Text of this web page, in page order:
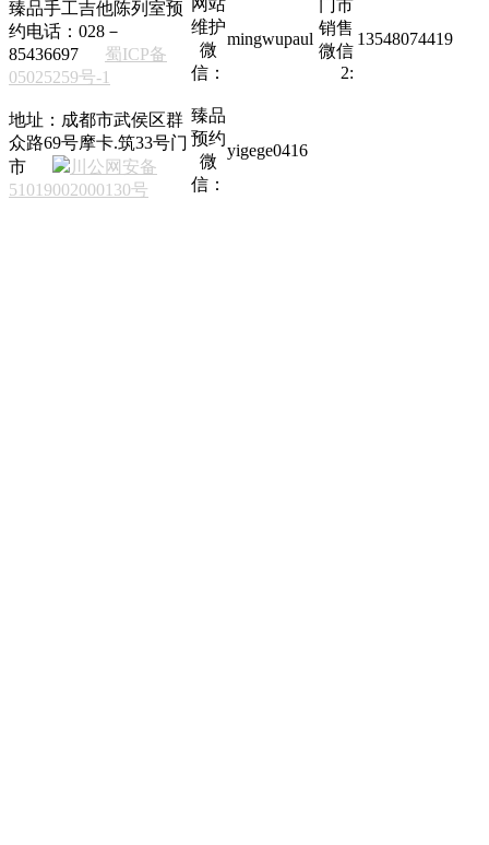
臻品手工吉他陈列室预
约电话：028－
85436697 蜀ICP备
05025259号-1
地址：成都市武侯区群
众路69号摩卡.筑33号门
市
川公网安备
51019002000130号
网站
维护
微
信：
mingwupaul
门市
销售
微信
2:
13548074419
臻品
预约
微
信：
yigege0416